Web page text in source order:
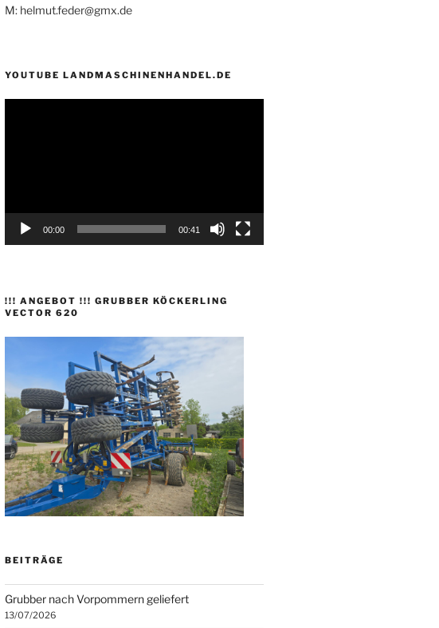
M: helmut.feder@gmx.de
YOUTUBE LANDMASCHINENHANDEL.DE
00:00 00:41
!!! ANGEBOT !!! GRUBBER KÖCKERLING
VECTOR 620
BEITRÄGE
Grubber nach Vorpommern geliefert
13/07/2026